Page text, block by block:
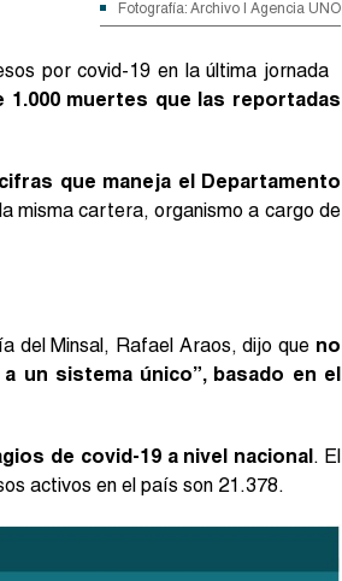
Fotografía: Archivo | Agencia UNO
por covid-19 en la última jornada
1.000 muertes que las reportadas
que maneja el Departamento
misma cartera, organismo a cargo de
del Minsal, Rafael Araos, dijo que no
un sistema único”, basado en el
de covid-19 a nivel nacional. El
activos en el país son 21.378.